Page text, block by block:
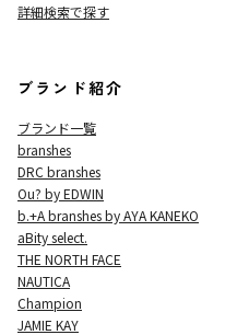
詳細検索で探す
ブランド紹介
ブランド一覧
branshes
DRC branshes
Ou? by EDWIN
b.+A branshes by AYA KANEKO
aBity select.
THE NORTH FACE
NAUTICA
Champion
JAMIE KAY